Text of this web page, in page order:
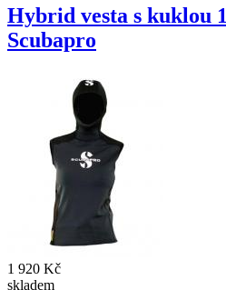
2 150 Kč
skladem
velikost*
Teplo a pohodlí při všech vodních
měkkýVrstva z Metalite udržuje
Hybrid vesta s kuklou
Scubapro